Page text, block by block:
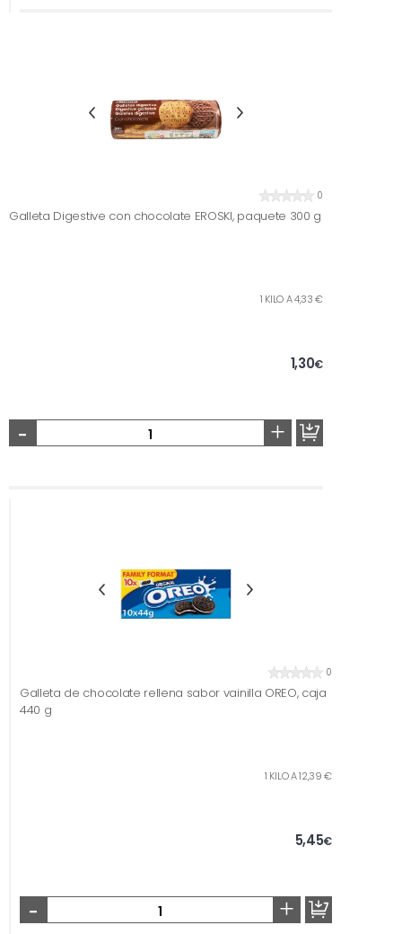
0
Galleta Digestive con chocolate EROSKI, paquete 300 g
1 KILO A 4,33 €
1,30€
- +
0
Galleta de chocolate rellena sabor vainilla OREO, caja
440 g
1 KILO A 12,39 €
5,45€
- +